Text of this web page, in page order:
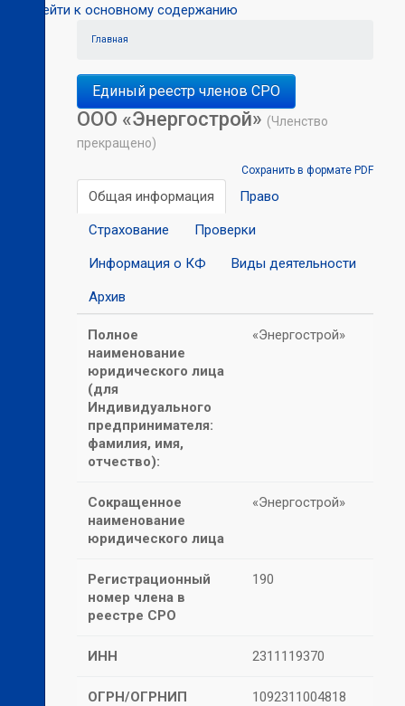
Перейти к основному содержанию
Главная
Единый реестр членов СРО
ООО «Энергострой» (Членство
прекращено)
Сохранить в формате PDF
Общая информация Право
Страхование Проверки
Информация о КФ Виды деятельности
Архив
Полное
наименование
юридического лица
(для
Индивидуального
предпринимателя:
фамилия, имя,
отчество):
«Энергострой»
Сокращенное
наименование
юридического лица
«Энергострой»
Регистрационный
номер члена в
реестре СРО
190
ИНН 2311119370
ОГРН/ОГРНИП 1092311004818